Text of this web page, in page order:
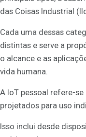
das Coisas Industrial
Cada uma dessas
distintas e serve a
o alcance e as
vida humana.
A IoT pessoal refere-
projetados para uso
Isso inclui desde